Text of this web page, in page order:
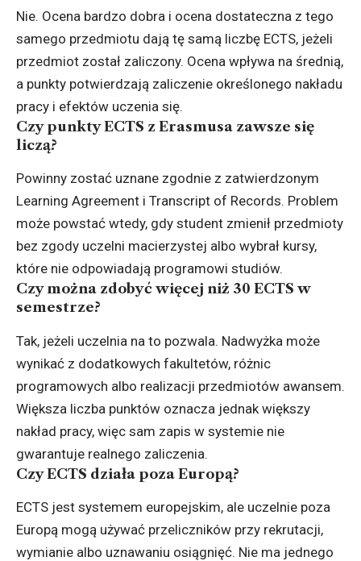
Nie. Ocena bardzo dobra i ocena dostateczna z tego
samego przedmiotu dają tę samą liczbę ECTS, jeżeli
przedmiot został zaliczony. Ocena wpływa na średnią,
a punkty potwierdzają zaliczenie określonego nakładu
pracy i efektów uczenia się.
Czy punkty ECTS z Erasmusa zawsze się
liczą?
Powinny zostać uznane zgodnie z zatwierdzonym
Learning Agreement i Transcript of Records. Problem
może powstać wtedy, gdy student zmienił przedmioty
bez zgody uczelni macierzystej albo wybrał kursy,
które nie odpowiadają programowi studiów.
Czy można zdobyć więcej niż 30 ECTS w
semestrze?
Tak, jeżeli uczelnia na to pozwala. Nadwyżka może
wynikać z dodatkowych fakultetów, różnic
programowych albo realizacji przedmiotów awansem.
Większa liczba punktów oznacza jednak większy
nakład pracy, więc sam zapis w systemie nie
gwarantuje realnego zaliczenia.
Czy ECTS działa poza Europą?
ECTS jest systemem europejskim, ale uczelnie poza
Europą mogą używać przeliczników przy rekrutacji,
wymianie albo uznawaniu osiągnięć. Nie ma jednego